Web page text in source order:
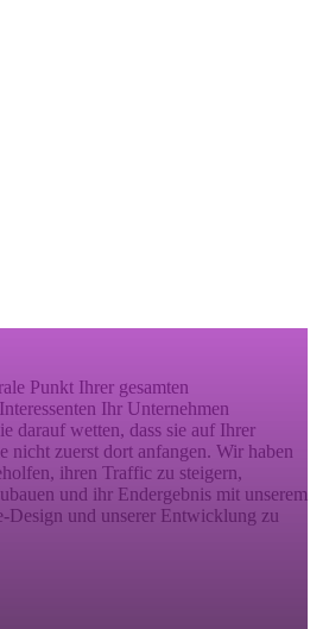
Punkt Ihrer gesamten
Ihr Unternehmen
darauf wetten, dass sie auf Ihrer
nicht zuerst dort anfangen. Wir haben
ihren Traffic zu steigern,
und ihr Endergebnis mit unserem
Design und unserer Entwicklung zu